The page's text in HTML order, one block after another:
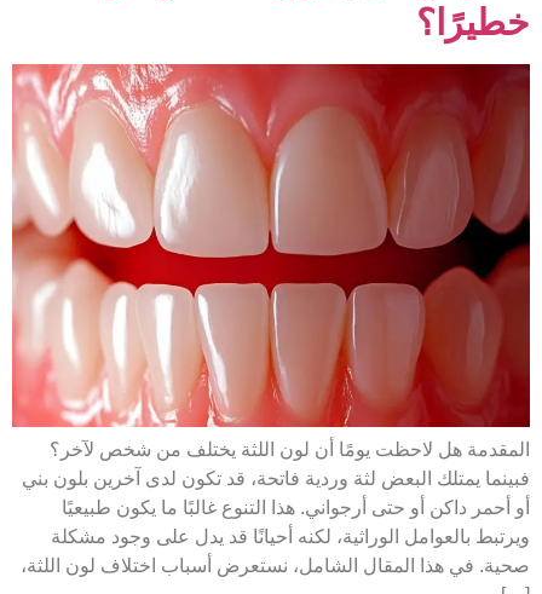
خطيرًا؟
المقدمة هل لاحظت يومًا أن لون اللثة يختلف من شخص لآخر؟
فبينما يمتلك البعض لثة وردية فاتحة، قد تكون لدى آخرين بلون بني
أو أحمر داكن أو حتى أرجواني. هذا التنوع غالبًا ما يكون طبيعيًا
ويرتبط بالعوامل الوراثية، لكنه أحيانًا قد يدل على وجود مشكلة
صحية. في هذا المقال الشامل، نستعرض أسباب اختلاف لون اللثة،